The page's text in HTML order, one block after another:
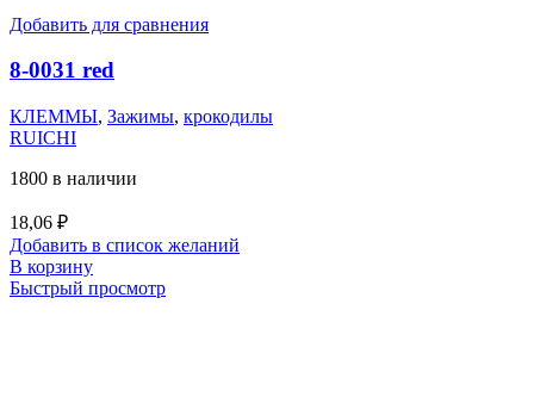
Добавить для сравнения
8-0031 red
КЛЕММЫ, Зажимы, крокодилы
RUICHI
1800 в наличии
18,06 ₽
Добавить в список желаний
В корзину
Быстрый просмотр